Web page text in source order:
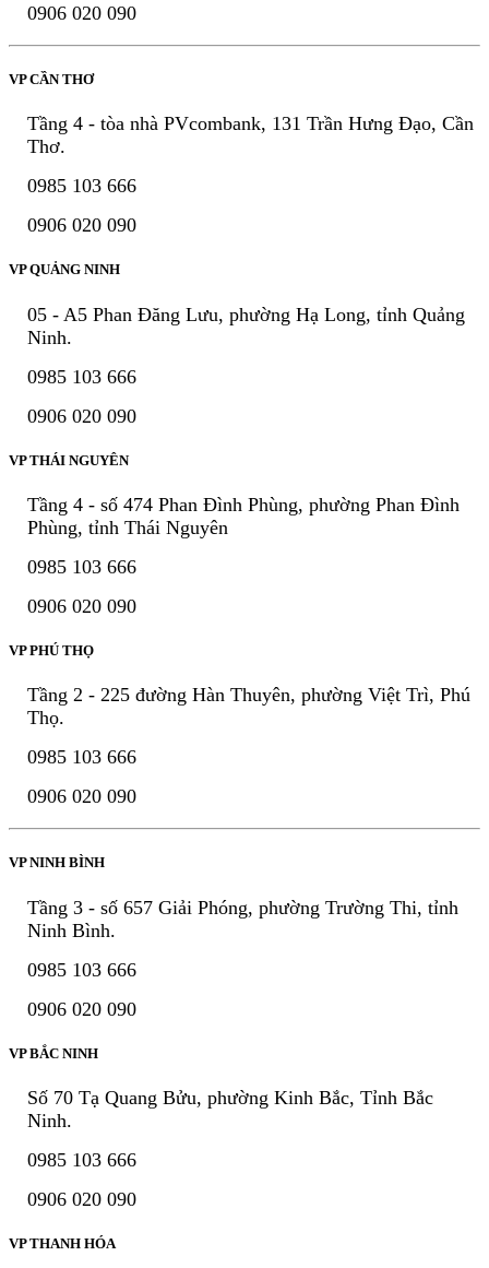
0906 020 090
VP CẦN THƠ
Tầng 4 - tòa nhà PVcombank, 131 Trần Hưng Đạo, Cần
Thơ.
0985 103 666
0906 020 090
VP QUẢNG NINH
05 - A5 Phan Đăng Lưu, phường Hạ Long, tỉnh Quảng
Ninh.
0985 103 666
0906 020 090
VP THÁI NGUYÊN
Tầng 4 - số 474 Phan Đình Phùng, phường Phan Đình
Phùng, tỉnh Thái Nguyên
0985 103 666
0906 020 090
VP PHÚ THỌ
Tầng 2 - 225 đường Hàn Thuyên, phường Việt Trì, Phú
Thọ.
0985 103 666
0906 020 090
VP NINH BÌNH
Tầng 3 - số 657 Giải Phóng, phường Trường Thi, tỉnh
Ninh Bình.
0985 103 666
0906 020 090
VP BẮC NINH
Số 70 Tạ Quang Bửu, phường Kinh Bắc, Tỉnh Bắc
Ninh.
0985 103 666
0906 020 090
VP THANH HÓA